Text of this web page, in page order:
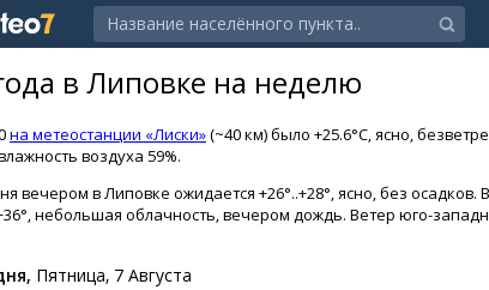
в Липовке на неделю
на метеостанции «Лиски»(~40 км) было +25.6°C, ясно,
воздуха 59%.
вечером в Липовке ожидается +26°..+28°, ясно, без
небольшая облачность, вечером дождь. Ветер юго-
Пятница, 7 Августа